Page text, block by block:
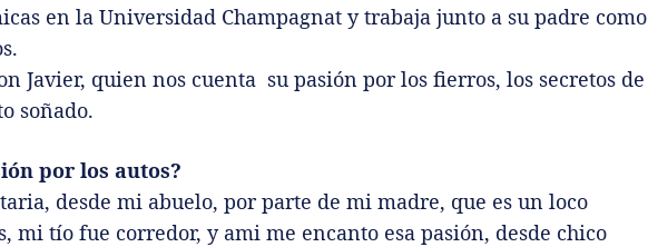
en la Universidad Champagnat y trabaja junto a su padre como
Javier, quien nos cuenta su pasión por los fierros, los secretos de
soñado.
por los autos?
desde mi abuelo, por parte de mi madre, que es un loco
mi tío fue corredor, y ami me encanto esa pasión, desde chico